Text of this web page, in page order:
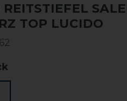
REITSTIEFEL
TOP LUCIDO